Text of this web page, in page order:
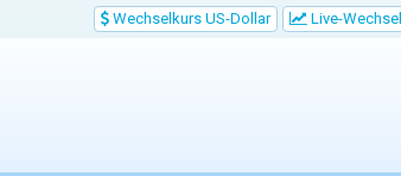
Wechselkurs US-Dollar Live-